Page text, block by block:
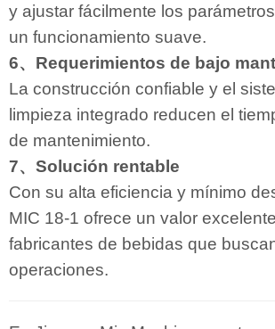
y ajustar fácilmente los
un funcionamiento suave.
6、Requerimientos de bajo
La construcción confiable y el
limpieza integrado reducen el
de mantenimiento.
7、Solución rentable
Con su alta eficiencia y mínimo
MIC 18-1 ofrece un valor
fabricantes de bebidas que
operaciones.